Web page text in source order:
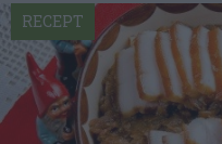
RECEPT